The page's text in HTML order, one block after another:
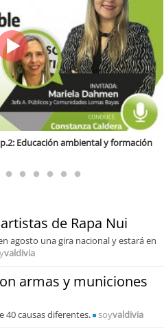
Calidad, ética y sostenibilidad
de Rapa Nui
agosto una gira nacional y estará en
valdivia
armas y municiones
40 causas diferentes. soyvaldivia